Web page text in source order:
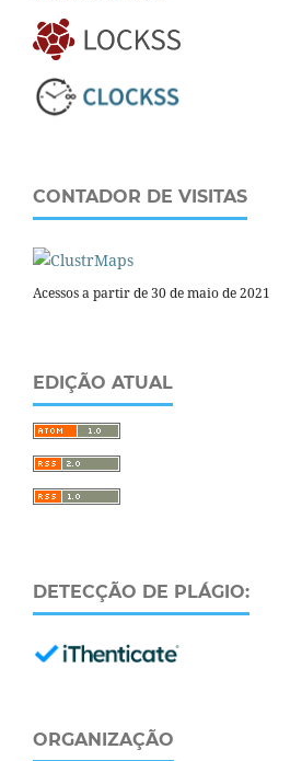
CONTADOR DE VISITAS
Acessos a partir de 30 de maio de 2021
EDIÇÃO ATUAL
DETECÇÃO DE PLÁGIO:
ORGANIZAÇÃO